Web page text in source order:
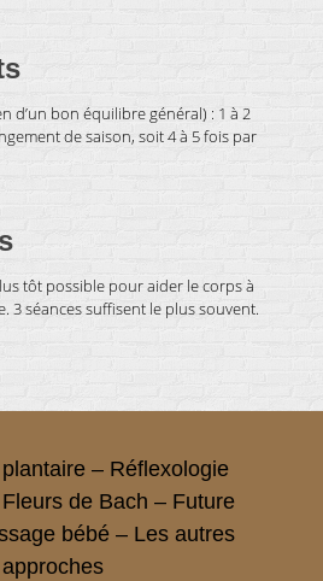
d’un bon équilibre général) : 1 à 2
de saison, soit 4 à 5 fois par
tôt possible pour aider le corps à
3 séances suffisent le plus souvent.
– Réflexologie
Fleurs de Bach – Future
bébé – Les autres
approches